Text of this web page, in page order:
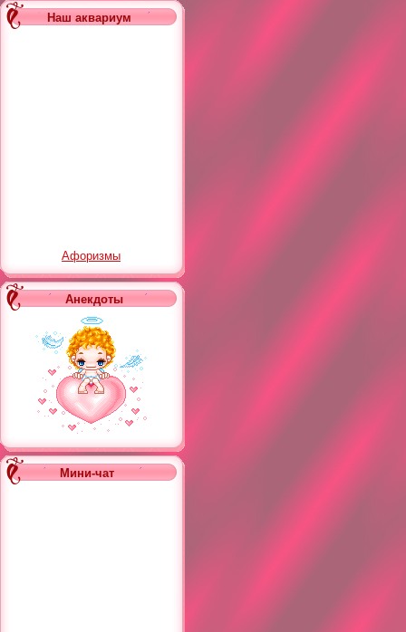
Наш аквариум
Афоризмы
Анекдоты
Мини-чат